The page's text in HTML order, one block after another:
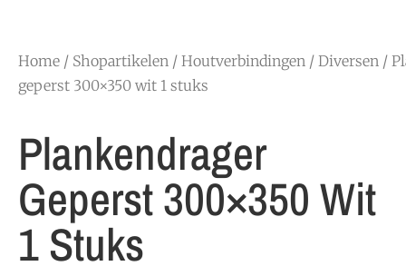
Home / Shopartikelen / Houtverbindingen / Diversen /
geperst 300×350 wit 1 stuks
Plankendrager
Geperst 300×350 Wit
1 Stuks